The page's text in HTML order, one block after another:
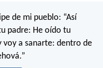
de mi pueblo: “Así
padre: He oído tu
voy a sanarte: dentro de